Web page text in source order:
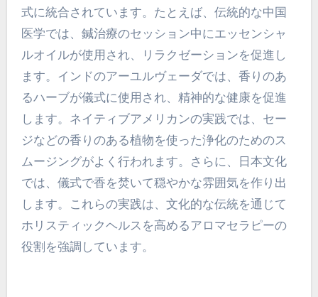
式に統合されています。たとえば、伝統的な中国
医学では、鍼治療のセッション中にエッセンシャ
ルオイルが使用され、リラクゼーションを促進し
ます。インドのアーユルヴェーダでは、香りのあ
るハーブが儀式に使用され、精神的な健康を促進
します。ネイティブアメリカンの実践では、セー
ジなどの香りのある植物を使った浄化のためのス
ムージングがよく行われます。さらに、日本文化
では、儀式で香を焚いて穏やかな雰囲気を作り出
します。これらの実践は、文化的な伝統を通じて
ホリスティックヘルスを高めるアロマセラピーの
役割を強調しています。